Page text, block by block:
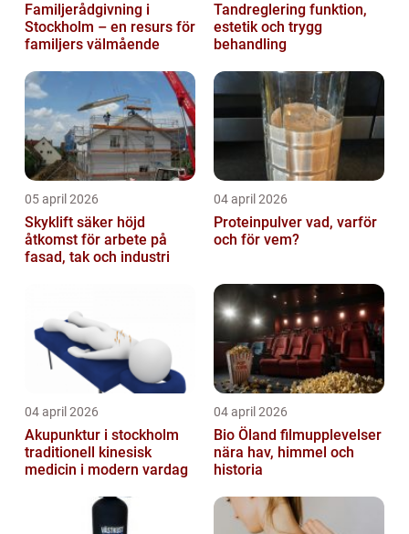
Familjerådgivning i
Stockholm – en resurs för
familjers välmående
Tandreglering funktion,
estetik och trygg
behandling
05 april 2026
Skyklift säker höjd
åtkomst för arbete på
fasad, tak och industri
04 april 2026
Proteinpulver vad, varför
och för vem?
04 april 2026
Akupunktur i stockholm
traditionell kinesisk
medicin i modern vardag
04 april 2026
Bio Öland filmupplevelser
nära hav, himmel och
historia